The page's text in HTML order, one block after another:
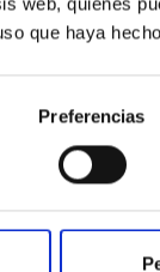
que haya
Preferencias
Sustainability